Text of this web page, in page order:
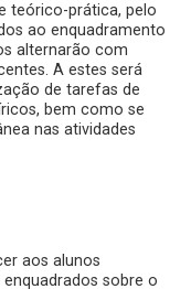
teórico-prática, pelo
ao enquadramento
alternarão com
A estes será
de tarefas de
bem como se
nas atividades
aos alunos
sobre o